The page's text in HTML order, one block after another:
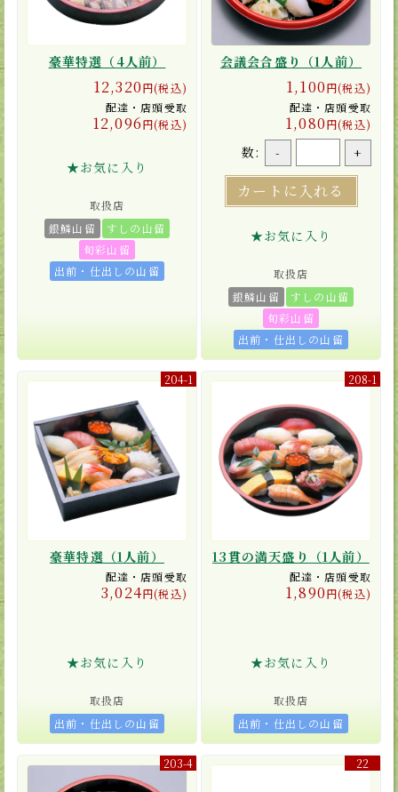
豪華特選（4人前）
12,320円(税込)
配達・店頭受取
12,096円(税込)
★お気に入り
取扱店
銀鱗山留
すしの山留
旬彩山留
出前・仕出しの山留
会議会合盛り（1人前）
1,100円(税込)
配達・店頭受取
1,080円(税込)
数: - +
カートに入れる
★お気に入り
取扱店
銀鱗山留
すしの山留
旬彩山留
出前・仕出しの山留
204-1
豪華特選（1人前）
配達・店頭受取
3,024円(税込)
★お気に入り
取扱店
出前・仕出しの山留
208-1
13貫の満天盛り（1人前）
配達・店頭受取
1,890円(税込)
★お気に入り
取扱店
出前・仕出しの山留
203-4 22